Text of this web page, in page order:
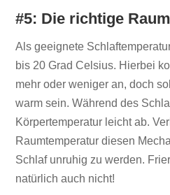
#5: Die richtige
Als geeignete
bis 20 Grad Celsius. Hierbei
mehr oder weniger an, doch
warm sein. Während des
Körpertemperatur leicht ab.
Raumtemperatur diesen
Schlaf unruhig zu werden.
natürlich auch nicht!